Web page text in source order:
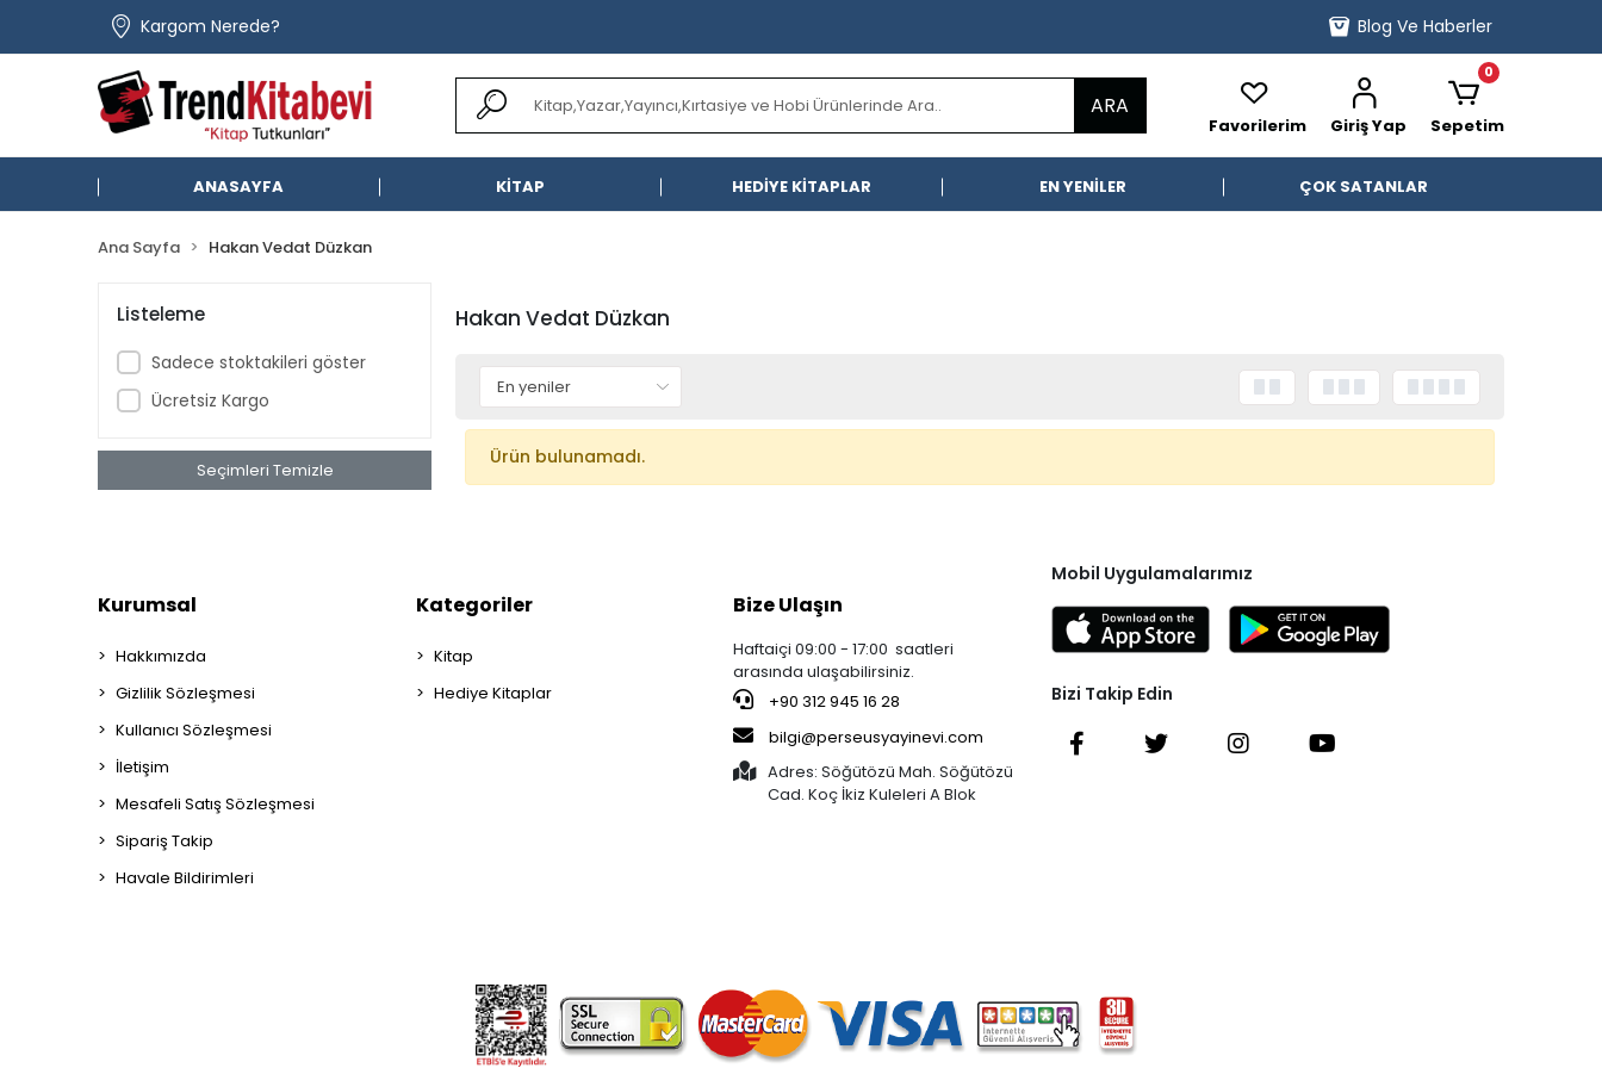
Kargom Nerede? Blog Ve Haberler
ARA
Favorilerim Giriş Yap Sepetim
0
ANASAYFA KİTAP HEDİYE KİTAPLAR EN YENİLER ÇOK SATANLAR
Ana Sayfa Hakan Vedat Düzkan
Listeleme
Sadece stoktakileri göster
Ücretsiz Kargo
Seçimleri Temizle
Hakan Vedat Düzkan
Ürün bulunamadı.
Kurumsal
Hakkımızda
Gizlilik Sözleşmesi
Kullanıcı Sözleşmesi
İletişim
Mesafeli Satış Sözleşmesi
Sipariş Takip
Havale Bildirimleri
Kategoriler
Kitap
Hediye Kitaplar
Bize Ulaşın
Haftaiçi 09:00 - 17:00 saatleri
arasında ulaşabilirsiniz.
+90 312 945 16 28
bilgi@perseusyayinevi.com
Adres: Söğütözü Mah. Söğütözü
Cad. Koç İkiz Kuleleri A Blok
Mobil Uygulamalarımız
Bizi Takip Edin